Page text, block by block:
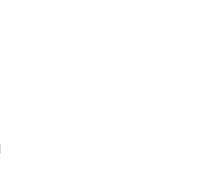
et simplifié : votre eStore évolue et